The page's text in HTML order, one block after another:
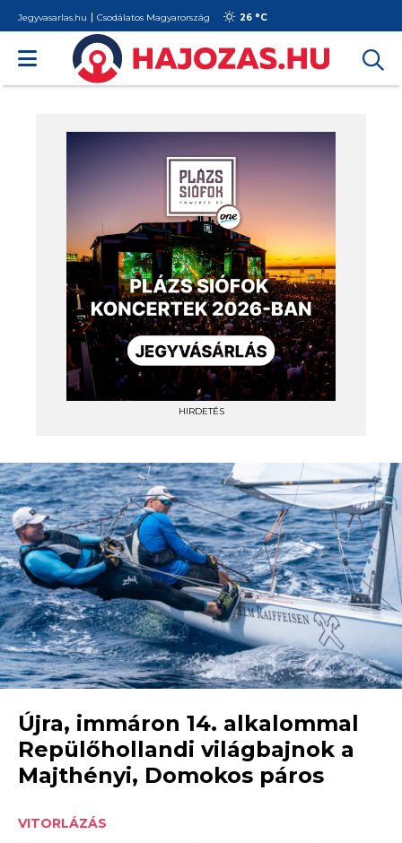
Jegyvasarlas.hu Csodálatos Magyarország 26 °C
HIRDETÉS
Újra, immáron 14. alkalommal
Repülőhollandi világbajnok a
Majthényi, Domokos páros
VITORLÁZÁS